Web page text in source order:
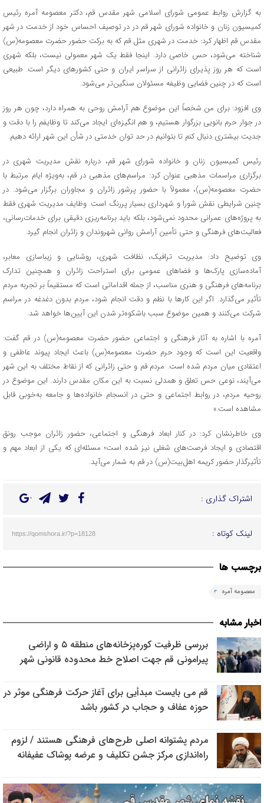
به گزارش روابط عمومی شورای اسلامی شهر مقدس قم، دکتر معصومه آمره رئیس
کمیسیون زنان و خانواده شورای شهر قم در در توصیف احساس خود از خدمت در شهر
مقدس قم اظهار کرد: خدمت در شهری مثل قم که به برکت حضور حضرت معصومه(س)
شناخته می‌شود، حس خاصی دارد. اینجا فقط یک شهر معمولی نیست، بلکه شهری
است که هر روز پذیرای زائرانی از سراسر ایران و حتی کشورهای دیگر است. طبیعی
است که در چنین فضایی وظیفه مسئولان سنگین‌تر می‌شود.
وی افزود: برای من شخصاً این موضوع هم آرامش روحی به همراه دارد، چون هر روز
در جوار حرم بانویی بزرگوار هستیم، و هم انگیزه‌ای ایجاد می‌کند تا وظایفم را با دقت و
جدیت بیشتری دنبال کنم تا بتوانیم در حد توان خدمتی در شأن این شهر ارائه دهیم.
رئیس کمیسیون زنان و خانواده شورای شهر قم، درباره نقش مدیریت شهری در
برگزاری مراسمات مذهبی عنوان کرد: مراسم‌های مذهبی در قم، به‌ویژه ایام مرتبط با
حضرت معصومه(س)، معمولاً با حضور پرشور زائران و مجاوران برگزار می‌شود. در
چنین شرایطی نقش شورا و شهرداری بسیار پررنگ است. وظایف مدیریت شهری فقط
به پروژه‌های عمرانی محدود نمی‌شود، بلکه باید برنامه‌ریزی دقیقی برای خدمات‌رسانی،
فعالیت‌های فرهنگی و حتی تأمین آرامش روانی شهروندان و زائران انجام گیرد.
وی توضیح داد: مدیریت ترافیک، نظافت شهری، روشنایی و زیباسازی معابر،
آماده‌سازی پارک‌ها و فضاهای عمومی برای استراحت زائران و همچنین تدارک
برنامه‌های فرهنگی و هنری مناسب، از جمله اقداماتی است که مستقیماً بر تجربه مردم
تأثیر می‌گذارد. اگر این کارها با نظم و دقت انجام شود، مردم بدون دغدغه در مراسم
شرکت می‌کنند و همین موضوع سبب باشکوه‌تر شدن این آیین‌ها خواهد شد.
آمره با اشاره به آثار فرهنگی و اجتماعی حضور حضرت معصومه(س) در قم گفت:
واقعیت این است که وجود حرم حضرت معصومه(س) باعث ایجاد پیوند عاطفی و
اعتقادی میان مردم شده است. مردم قم و حتی زائرانی که از نقاط مختلف به این شهر
می‌آیند، نوعی حس تعلق و همدلی نسبت به این مکان مقدس دارند. این موضوع در
روحیه مردم، در روابط اجتماعی و حتی در انسجام خانواده‌ها و جامعه به‌خوبی قابل
مشاهده است.»
وی خاطرنشان کرد: در کنار ابعاد فرهنگی و اجتماعی، حضور زائران موجب رونق
اقتصادی و ایجاد فرصت‌های شغلی نیز شده است؛ مسئله‌ای که یکی از ابعاد مهم و
تأثیرگذار حضور کریمه اهل‌بیت(س) در قم به شمار می‌آید.
اشتراک گذاری :
لینک کوتاه : https://qomshora.ir/?p=18128
برچسب ها
معصومه آمره
اخبار مشابه
بررسی ظرفیت کوره‌پزخانه‌های منطقه ۵ و اراضی
پیرامونی قم جهت اصلاح خط محدوده قانونی شهر
قم می بایست مبدأیی برای آغاز حرکت فرهنگی موثر در
حوزه عفاف و حجاب در کشور باشد
مردم پشتوانه اصلی طرح‌های فرهنگی هستند / لزوم
راه‌اندازی مرکز جشن تکلیف و عرضه پوشاک عفیفانه